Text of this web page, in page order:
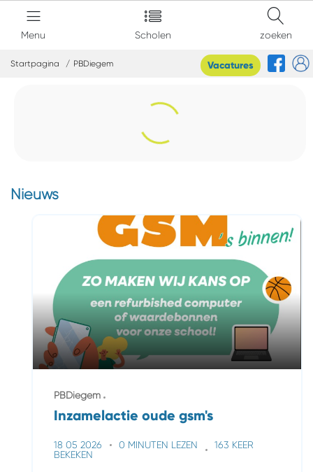
Menu Scholen zoeken
Startpagina PBDiegem Vacatures
Nieuws
PBDiegem
Inzamelactie oude gsm's
18 05 2026 0 MINUTEN LEZEN
163 KEER
BEKEKEN